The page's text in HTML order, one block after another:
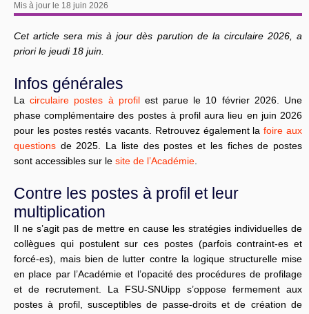
Mis à jour le 18 juin 2026
Cet article sera mis à jour dès parution de la circulaire 2026, a
priori le jeudi 18 juin.
Infos générales
Lacirculaire postes à profil
est parue le 10 février 2026. Une
phase complémentaire des postes à profil aura lieu en juin 2026
pour les postes restés vacants. Retrouvez également lafoire aux
questions de 2025. La liste des postes et les fiches de postes
sont accessibles sur le site de l’Académie.
Contre les postes à profil et leur
multiplication
Il ne s’agit pas de mettre en cause les stratégies individuelles de
collègues qui postulent sur ces postes (parfois contraint-es et
forcé-es), mais bien de lutter contre la logique structurelle mise
en place par l’Académie et l’opacité des procédures de profilage
et de recrutement. La FSU-SNUipp s’oppose fermement aux
postes à profil, susceptibles de passe-droits et de création de